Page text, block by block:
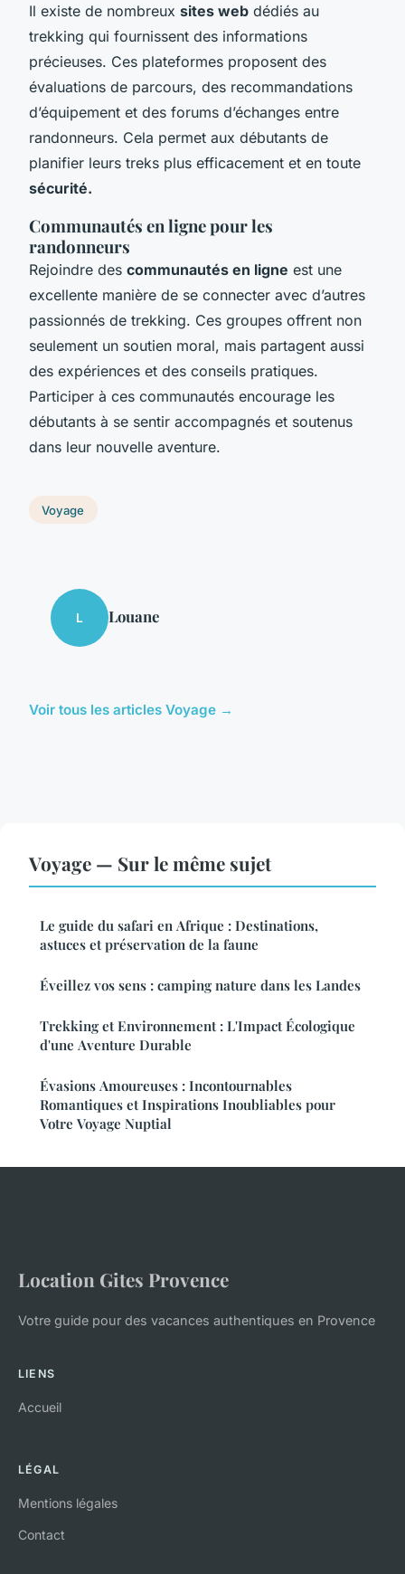
Il existe de nombreux sites web dédiés au
trekking qui fournissent des informations
précieuses. Ces plateformes proposent des
évaluations de parcours, des recommandations
d’équipement et des forums d’échanges entre
randonneurs. Cela permet aux débutants de
planifier leurs treks plus efficacement et en toute
sécurité.
Communautés en ligne pour les
randonneurs
Rejoindre des communautés en ligne est une
excellente manière de se connecter avec d’autres
passionnés de trekking. Ces groupes offrent non
seulement un soutien moral, mais partagent aussi
des expériences et des conseils pratiques.
Participer à ces communautés encourage les
débutants à se sentir accompagnés et soutenus
dans leur nouvelle aventure.
Voyage
L Louane
Voir tous les articles Voyage →
Voyage — Sur le même sujet
Le guide du safari en Afrique : Destinations,
astuces et préservation de la faune
Éveillez vos sens : camping nature dans les Landes
Trekking et Environnement : L'Impact Écologique
d'une Aventure Durable
Évasions Amoureuses : Incontournables
Romantiques et Inspirations Inoubliables pour
Votre Voyage Nuptial
Location Gites Provence
Votre guide pour des vacances authentiques en Provence
LIENS
Accueil
LÉGAL
Mentions légales
Contact